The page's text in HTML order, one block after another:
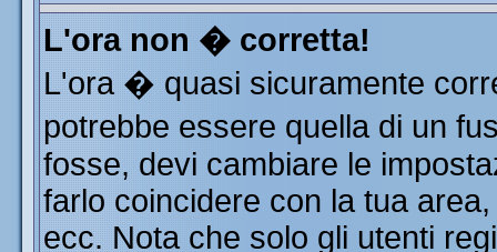
L'ora non � corretta!
L'ora � quasi sicuramente
potrebbe essere quella di un
fosse, devi cambiare le
farlo coincidere con la tua
ecc. Nota che solo gli utenti